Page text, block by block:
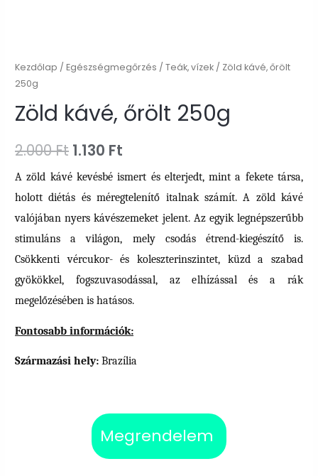
Kezdőlap /Egészségmegőrzés /Teák, vízek / Zöld kávé, őrölt
250g
Zöld kávé, őrölt 250g
2.000Ft Original
price
was:
2.000 Ft.
1.130 Ft
price
is:
1.130 Ft.
A zöld kávé kevésbé ismert és elterjedt, mint a fekete társa,
holott diétás és méregtelenítő italnak számít. A zöld kávé
valójában nyers kávészemeket jelent. Az egyik legnépszerűbb
stimuláns a világon, mely csodás étrend-kiegészítő is.
Csökkenti vércukor- és koleszterinszintet, küzd a szabad
gyökökkel, fogszuvasodással, az elhízással és a rák
megelőzésében is ​​hatásos.
Fontosabb információk:
Származási hely: Brazília
Megrendelem